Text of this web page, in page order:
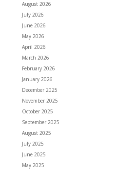
August 2026
July 2026
June 2026
May 2026
April 2026
March 2026
February 2026
January 2026
December 2025
November 2025
October 2025
September 2025
August 2025
July 2025
June 2025
May 2025